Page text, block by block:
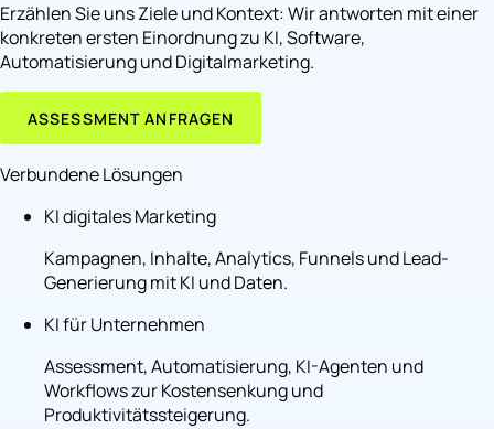
Erzählen Sie uns Ziele und Kontext: Wir antworten mit einer
konkreten ersten Einordnung zu KI, Software,
Automatisierung und Digitalmarketing.
ASSESSMENT ANFRAGEN
Verbundene Lösungen
KI digitales Marketing
Kampagnen, Inhalte, Analytics, Funnels und Lead-
Generierung mit KI und Daten.
KI für Unternehmen
Assessment, Automatisierung, KI-Agenten und
Workflows zur Kostensenkung und
Produktivitätssteigerung.